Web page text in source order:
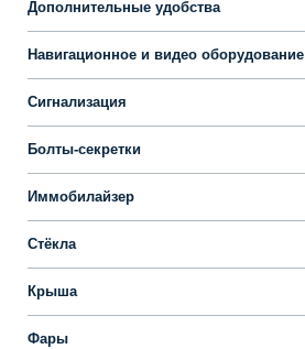
Дополнительные удобства
Навигационное и видео оборудование
Сигнализация
Болты-секретки
Иммобилайзер
Стёкла
Крыша
Фары